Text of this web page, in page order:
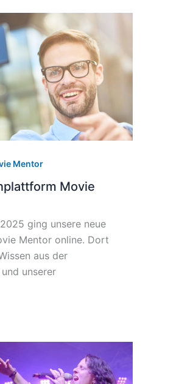
Mentor
Movie
ging unsere neue
Mentor online. Dort
aus der
unserer